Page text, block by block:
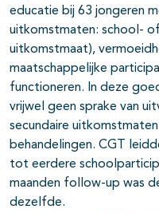
educatie bij 63 jongeren
uitkomstmaten: school-
uitkomstmaat),
maatschappelijke
functioneren. In deze
vrijwel geen sprake van
secundaire
behandelingen. CGT
tot eerdere
maanden follow-up was
dezelfde.